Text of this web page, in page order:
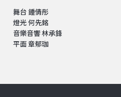
舞台 鍾倩彤
燈光 何先銘
音樂音響 林承鋒
平面 章郁珈